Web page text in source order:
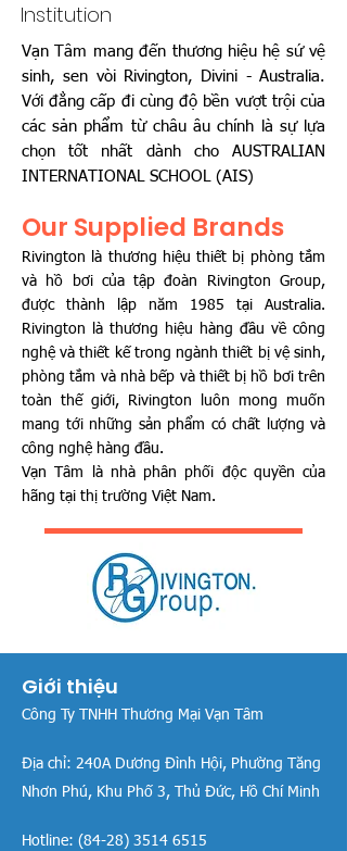
Institution
Vạn Tâm mang đến thương hiệu hệ sứ vệ
sinh, sen vòi Rivington, Divini - Australia.
Với đẳng cấp đi cùng độ bền vượt trội của
các sản phẩm từ châu âu chính là sự lựa
chọn tốt nhất dành cho AUSTRALIAN
INTERNATIONAL SCHOOL (AIS)
Our Supplied Brands
Rivington là thương hiệu thiết bị phòng tắm
và hồ bơi của tập đoàn Rivington Group,
được thành lập năm 1985 tại Australia.
Rivington là thương hiệu hàng đầu về công
nghệ và thiết kế trong ngành thiết bị vệ sinh,
phòng tắm và nhà bếp và thiết bị hồ bơi trên
toàn thế giới, Rivington luôn mong muốn
mang tới những sản phẩm có chất lượng và
công nghệ hàng đầu.
Vạn Tâm là nhà phân phối độc quyền của
hãng tại thị trường Việt Nam.
Giới thiệu
Công Ty TNHH Thương Mại Vạn Tâm
Địa chỉ: 240A Dương Đình Hội, Phường Tăng
Nhơn Phú, Khu Phố 3, Thủ Đức, Hồ Chí Minh
Hotline: (84-28) 3514 6515